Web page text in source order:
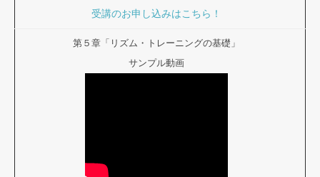
受講のお申し込みはこちら！
第５章「リズム・トレーニングの基礎」
サンプル動画